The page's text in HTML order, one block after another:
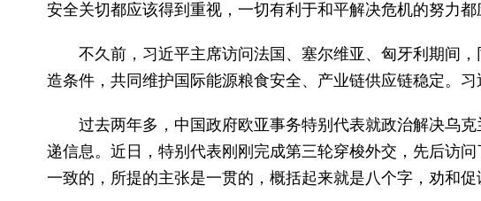
安全关切都应该得到重视，一切有利于和平解决危机的努力都
不久前，习近平主席访问法国、塞尔维亚、匈牙利期间
造条件，共同维护国际能源粮食安全、产业链供应链稳定。
过去两年多，中国政府欧亚事务特别代表就政治解决乌
递信息。近日，特别代表刚刚完成第三轮穿梭外交，先后访
一致的，所提的主张是一贯的，概括起来就是八个字，劝和促